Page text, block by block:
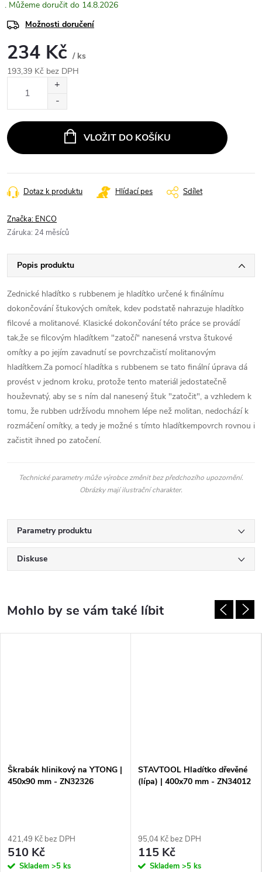
14.8.2026
Možnosti doručení
234 Kč / ks
193,39 Kč bez DPH
VLOŽIT DO KOŠÍKU
Dotaz k produktu Hlídací pes Sdílet
Značka: ENCO
Záruka: 24 měsíců
Popis produktu
Zednické hladítko s rubbenem je hladítko určené k finálnímu
dokončování štukových omítek, kdev podstatě nahrazuje hladítko
filcové a molitanové. Klasické dokončování této práce se provádí
tak,že se filcovým hladítkem "zatočí" nanesená vrstva štukové
omítky a po jejím zavadnutí se povrchzačistí molitanovým
hladítkem.Za pomocí hladítka s rubbenem se tato finální úprava dá
provést v jednom kroku, protože tento materiál jedostatečně
houževnatý, aby se s ním dal nanesený štuk "zatočit", a vzhledem k
tomu, že rubben udržívodu mnohem lépe než molitan, nedochází k
rozmáčení omítky, a tedy je možné s tímto hladítkempovrch rovnou i
začistit ihned po zatočení.
Technické parametry může výrobce změnit bez předchozího upozornění.
Obrázky mají ilustrační charakter.
Parametry produktu
Diskuse
Škrabák hlinikový na YTONG |
450x90 mm - ZN32326
421,49 Kč bez DPH
510 Kč
Skladem >5 ks
STAVTOOL Hladítko dřevěné
(lípa) | 400x70 mm - ZN34012
95,04 Kč bez DPH
115 Kč
Skladem >5 ks